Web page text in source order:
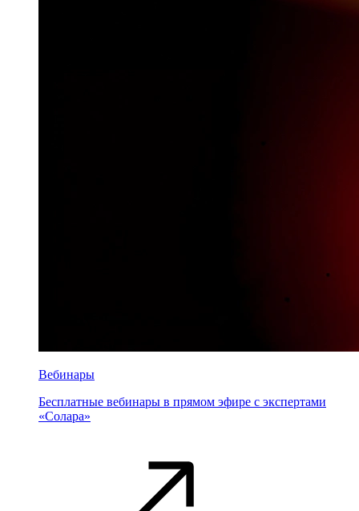
Вебинары
Бесплатные вебинары в прямом эфире с экспертами
«Солара»